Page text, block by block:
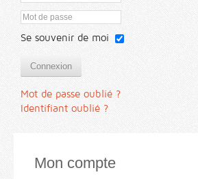
Se souvenir de moi
Connexion
Mot de passe oublié ?
Identifiant oublié ?
Mon compte